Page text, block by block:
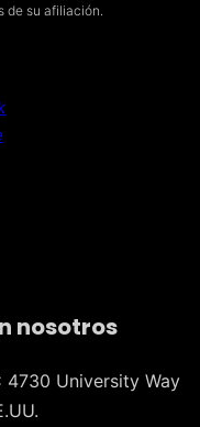
de su afiliación.
nosotros
4730 University Way